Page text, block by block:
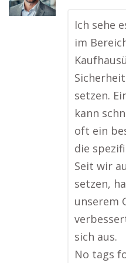
Ich sehe
im
setzen.
kann
oft ein
die
Seit wir
setzen,
unserem
sich aus.
No tags